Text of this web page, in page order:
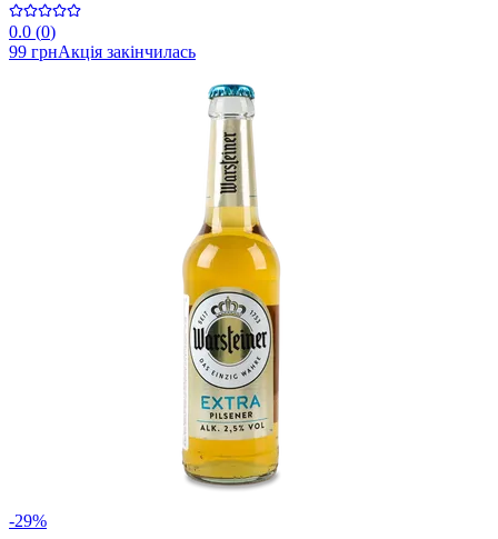
0.0 (0)
99 грнАкція закінчилась
-29%